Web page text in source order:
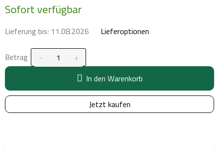
Sofort verfügbar
Lieferung bis: 11.08.2026 Lieferoptionen
Betrag
In den Warenkorb
Jetzt kaufen